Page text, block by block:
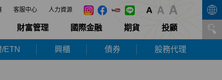
客服中心 人力資源
財富管理 國際金融 期貨 投顧
ETN 興櫃 債券 股務代理